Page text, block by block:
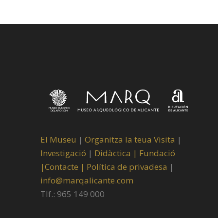
El Museu | Organitza la teua Visita |
Investigació | Didàctica | Fundació
|Contacte | Política de privadesa |
info@marqalicante.com
Tlf.: 965 149 000